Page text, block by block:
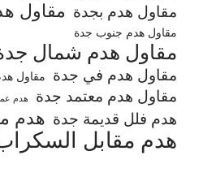
مقاول هدم بجدة مقاول
مقاول هدم جنوب جدة
مقاول هدم شمال
مقاول هدم في جدة مقاول
مقاول هدم معتمد جدة هدم
هدم فلل قديمة جدة هدم
هدم مقابل